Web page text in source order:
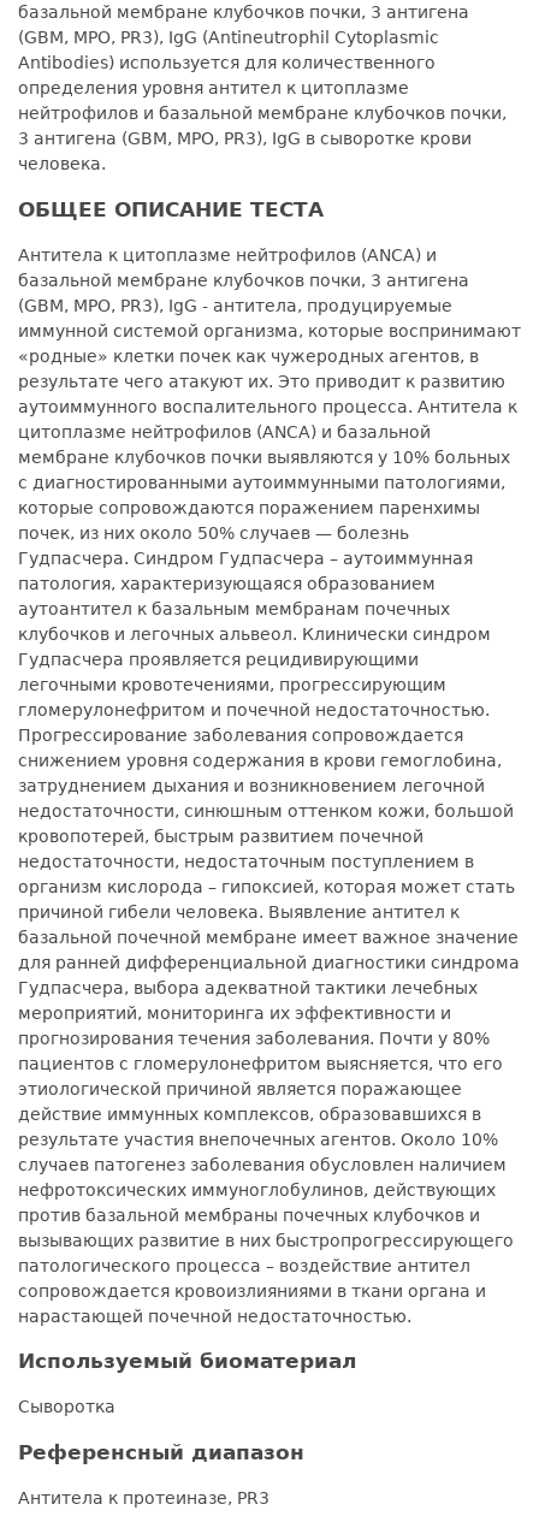
базальной мембране клубочков почки, 3 антигена
(GBM, MPO, PR3), IgG (Antineutrophil Cytoplasmic
Antibodies) используется для количественного
определения уровня антител к цитоплазме
нейтрофилов и базальной мембране клубочков почки,
3 антигена (GBM, MPO, PR3), IgG в сыворотке крови
человека.
ОБЩЕЕ ОПИСАНИЕ ТЕСТА
Антитела к цитоплазме нейтрофилов (ANCA) и
базальной мембране клубочков почки, 3 антигена
(GBM, MPO, PR3), IgG - антитела, продуцируемые
иммунной системой организма, которые воспринимают
«родные» клетки почек как чужеродных агентов, в
результате чего атакуют их. Это приводит к развитию
аутоиммунного воспалительного процесса. Антитела к
цитоплазме нейтрофилов (ANCA) и базальной
мембране клубочков почки выявляются у 10% больных
с диагностированными аутоиммунными патологиями,
которые сопровождаются поражением паренхимы
почек, из них около 50% случаев — болезнь
Гудпасчера. Синдром Гудпасчера – аутоиммунная
патология, характеризующаяся образованием
аутоантител к базальным мембранам почечных
клубочков и легочных альвеол. Клинически синдром
Гудпасчера проявляется рецидивирующими
легочными кровотечениями, прогрессирующим
гломерулонефритом и почечной недостаточностью.
Прогрессирование заболевания сопровождается
снижением уровня содержания в крови гемоглобина,
затруднением дыхания и возникновением легочной
недостаточности, синюшным оттенком кожи, большой
кровопотерей, быстрым развитием почечной
недостаточности, недостаточным поступлением в
организм кислорода – гипоксией, которая может стать
причиной гибели человека. Выявление антител к
базальной почечной мембране имеет важное значение
для ранней дифференциальной диагностики синдрома
Гудпасчера, выбора адекватной тактики лечебных
мероприятий, мониторинга их эффективности и
прогнозирования течения заболевания. Почти у 80%
пациентов с гломерулонефритом выясняется, что его
этиологической причиной является поражающее
действие иммунных комплексов, образовавшихся в
результате участия внепочечных агентов. Около 10%
случаев патогенез заболевания обусловлен наличием
нефротоксических иммуноглобулинов, действующих
против базальной мембраны почечных клубочков и
вызывающих развитие в них быстропрогрессирующего
патологического процесса – воздействие антител
сопровождается кровоизлияниями в ткани органа и
нарастающей почечной недостаточностью.
Используемый биоматериал
Сыворотка
Референсный диапазон
Антитела к протеиназе, PR3